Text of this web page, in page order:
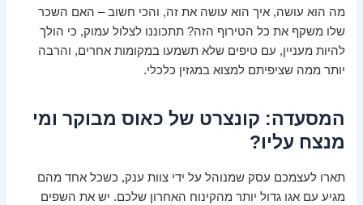
מה הוא עושה, איך הוא עושה את זה, והכי חשוב – האם השכר
שלו משקף את כל הטירוף הזה? תתכוננו לצלול עמוק, כי הולך
להיות מעניין, עם טיפים שלא תשמעו במקומות אחרים, והרבה
יותר ממה שציפיתם למצוא במגזין כלכלי.
המסעדה: קונצרט של כאוס מבוקר ומי
מנצח עליו?
תארו לעצמכם עסק שמנוהל על ידי צוות ענק, כשכל אחד מהם
מגיע עם אגו גדול יותר מהקינוח האחרון שלכם. יש את השפים